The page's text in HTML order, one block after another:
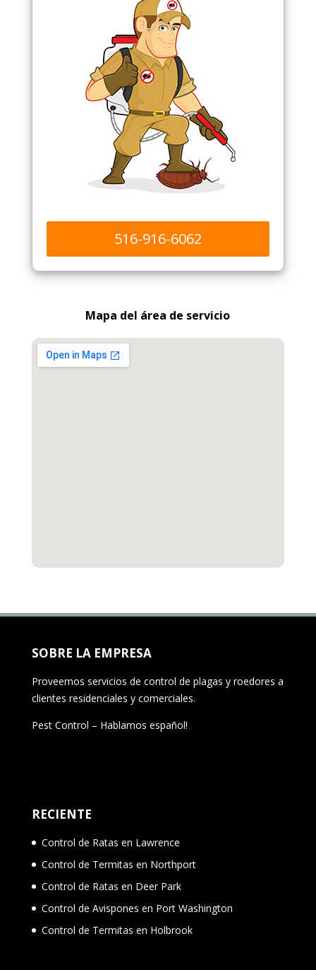
516-916-6062
Mapa del área de servicio
SOBRE LA EMPRESA
Proveemos servicios de control de plagas y roedores a
clientes residenciales y comerciales.
Pest Control – Hablamos español!
RECIENTE
Control de Ratas en Lawrence
Control de Termitas en Northport
Control de Ratas en Deer Park
Control de Avispones en Port Washington
Control de Termitas en Holbrook